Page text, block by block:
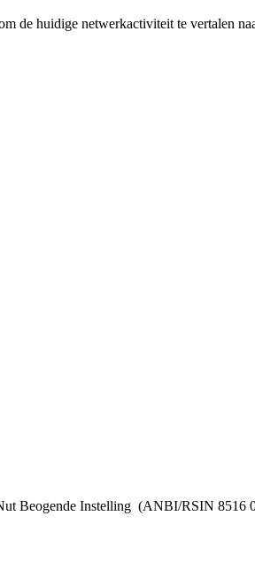
de huidige netwerkactiviteit te vertalen
Beogende Instelling (ANBI/RSIN 8516